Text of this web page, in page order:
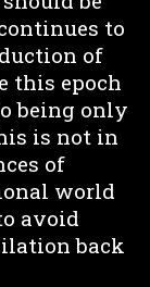
to
of
this epoch
being only
is not in
of
world
avoid
back